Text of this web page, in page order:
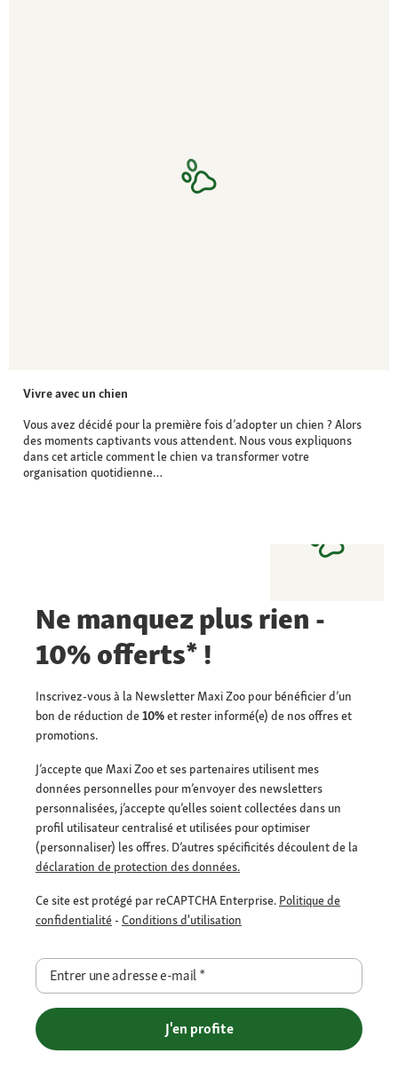
Vivre avec un chien
Vous avez décidé pour la première fois d’adopter un chien ? Alors
des moments captivants vous attendent. Nous vous expliquons
dans cet article comment le chien va transformer votre
organisation quotidienne…
Ne manquez plus rien -
10% offerts* !
Inscrivez-vous à la Newsletter Maxi Zoo pour bénéficier d’un
bon de réduction de10%et rester informé(e) de nos offres et
promotions.
J’accepte que Maxi Zoo et ses partenaires utilisent mes
données personnelles pour m’envoyer des newsletters
personnalisées, j’accepte qu’elles soient collectées dans un
profil utilisateur centralisé et utilisées pour optimiser
(personnaliser) les offres. D’autres spécificités découlent de la
déclaration de protection des données.
Ce site est protégé par reCAPTCHA Enterprise. Politique de
confidentialité - Conditions d'utilisation
Entrer une adresse e-mail*
J'en profite